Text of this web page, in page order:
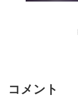
コメント